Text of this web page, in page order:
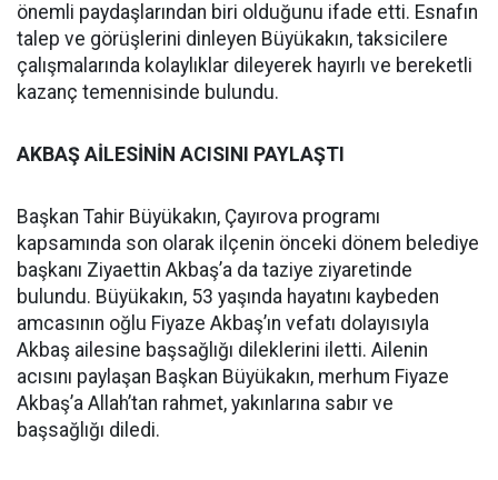
önemli paydaşlarından biri olduğunu ifade etti. Esnafın
talep ve görüşlerini dinleyen Büyükakın, taksicilere
çalışmalarında kolaylıklar dileyerek hayırlı ve bereketli
kazanç temennisinde bulundu.
AKBAŞ AİLESİNİN ACISINI PAYLAŞTI
Başkan Tahir Büyükakın, Çayırova programı
kapsamında son olarak ilçenin önceki dönem belediye
başkanı Ziyaettin Akbaş’a da taziye ziyaretinde
bulundu. Büyükakın, 53 yaşında hayatını kaybeden
amcasının oğlu Fiyaze Akbaş’ın vefatı dolayısıyla
Akbaş ailesine başsağlığı dileklerini iletti. Ailenin
acısını paylaşan Başkan Büyükakın, merhum Fiyaze
Akbaş’a Allah’tan rahmet, yakınlarına sabır ve
başsağlığı diledi.